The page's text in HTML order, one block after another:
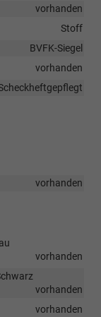
vorhanden
Stoff
BVFK-Siegel
vorhanden
vorhanden
vorhanden
vorhanden
vorhanden